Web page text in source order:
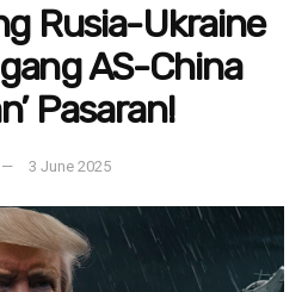
Rusia-Ukraine
AS-China
Pasaran!
3 June 2025